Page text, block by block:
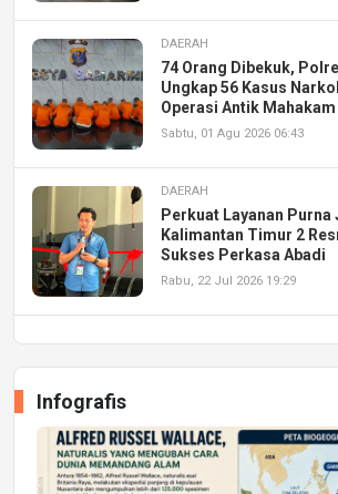
DAERAH
74 Orang Dibekuk,
Ungkap 56 Kasus
Operasi Antik Mahakam
Sabtu, 01 Agu 2026 06:43
DAERAH
Perkuat Layanan
Kalimantan Timur 2
Sukses Perkasa Abadi
Rabu, 22 Jul 2026 19:29
Peluang Kerja dan
Jumat, 17 Jul 2026 22:30
DAERAH
Infografis